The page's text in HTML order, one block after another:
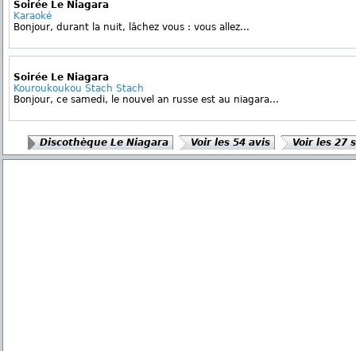
Soirée Le Niagara
Karaoké
Bonjour, durant la nuit, lâchez vous : vous allez...
Soirée Le Niagara
Kouroukoukou Stach Stach
Bonjour, ce samedi, le nouvel an russe est au niagara...
Discothèque Le Niagara Voir les 54 avis Voir les 27